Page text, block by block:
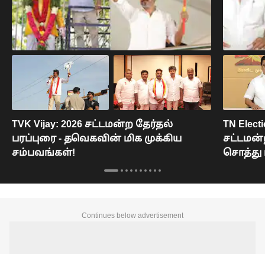
TVK Vijay: 2026 சட்டமன்ற தேர்தல்
பரப்புரை - தவெகவின் மிக முக்கிய
சம்பவங்கள்!
TN
சொத்து
Continues below advertisement